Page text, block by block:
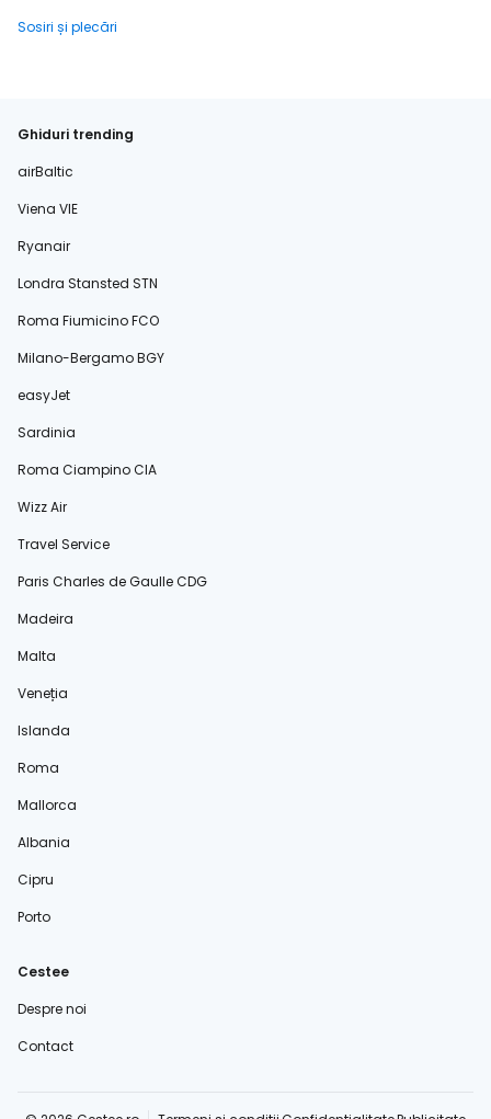
Sosiri și plecări
Ghiduri trending
airBaltic
Viena VIE
Ryanair
Londra Stansted STN
Roma Fiumicino FCO
Milano-Bergamo BGY
easyJet
Sardinia
Roma Ciampino CIA
Wizz Air
Travel Service
Paris Charles de Gaulle CDG
Madeira
Malta
Veneția
Islanda
Roma
Mallorca
Albania
Cipru
Porto
Cestee
Despre noi
Contact